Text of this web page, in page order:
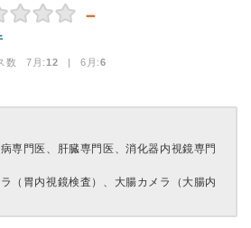
－
数 7月:12 | 6月:6
専門医、肝臓専門医、消化器内視鏡専門
（胃内視鏡検査）、大腸カメラ（大腸内